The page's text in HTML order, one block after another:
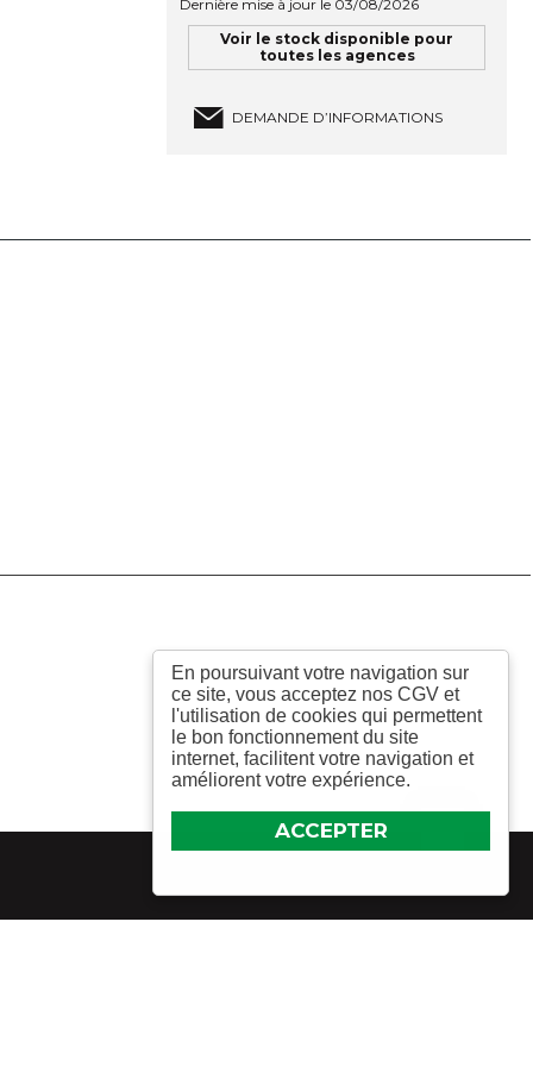
ACCEPTER
En poursuivant votre navigation sur
ce site, vous acceptez nos CGV et
l'utilisation de cookies qui permettent
le bon fonctionnement du site
internet, facilitent votre navigation et
améliorent votre expérience.
Dernière mise à jour le 03/08/2026
Voir le stock disponible pour
toutes les agences
DEMANDE D’INFORMATIONS